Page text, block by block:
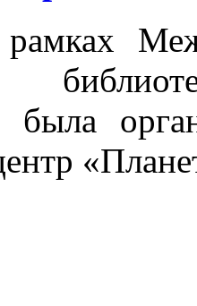
была